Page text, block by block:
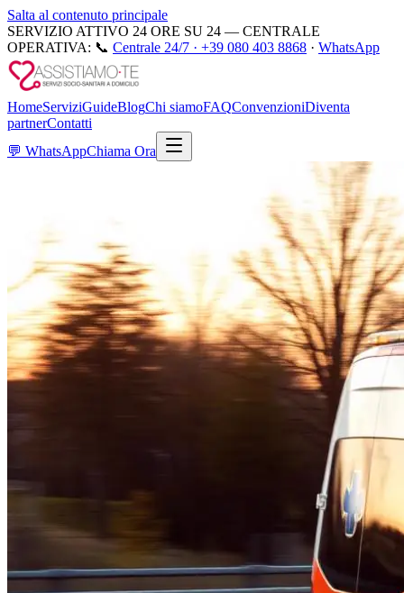
Salta al contenuto principale
SERVIZIO ATTIVO 24 ORE SU 24 — CENTRALE
OPERATIVA: 📞 Centrale 24/7 · +39 080 403 8868 · WhatsApp
HomeServiziGuideBlogChi siamoFAQConvenzioniDiventa
partnerContatti
💬 WhatsAppChiama Ora